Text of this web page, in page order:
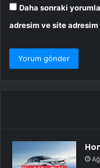
Daha sonraki
adresim ve site